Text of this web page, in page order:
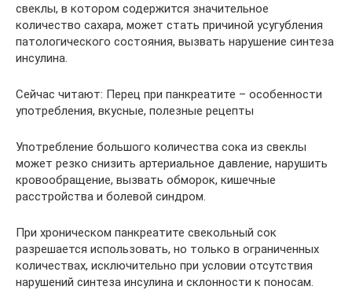
свеклы, в котором содержится значительное
количество сахара, может стать причиной усугубления
патологического состояния, вызвать нарушение синтеза
инсулина.
Сейчас читают: Перец при панкреатите – особенности
употребления, вкусные, полезные рецепты
Употребление большого количества сока из свеклы
может резко снизить артериальное давление, нарушить
кровообращение, вызвать обморок, кишечные
расстройства и болевой синдром.
При хроническом панкреатите свекольный сок
разрешается использовать, но только в ограниченных
количествах, исключительно при условии отсутствия
нарушений синтеза инсулина и склонности к поносам.